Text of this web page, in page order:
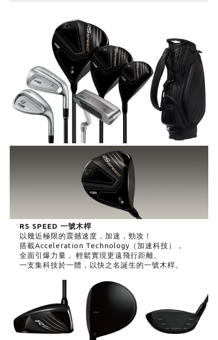
RS SPEED 一號木桿
以幾近極限的震撼速度，加速，勁攻！
搭載Acceleration Technology（加速科技），
全面引爆力量， 輕鬆實現更遠飛行距離。
一支集科技於一體，以快之名誕生的一號木桿。